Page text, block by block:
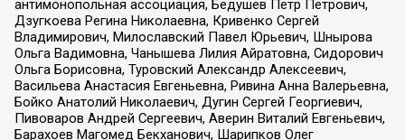
антимонопольная ассоциация, Бедушев Петр Петрович,
Дзугкоева Регина Николаевна, Кривенко Сергей
Владимирович, Милославский Павел Юрьевич, Шнырова
Ольга Вадимовна, Чанышева Лилия Айратовна, Сидорович
Ольга Борисовна, Туровский Александр Алексеевич,
Васильева Анастасия Евгеньевна, Ривина Анна Валерьевна,
Бойко Анатолий Николаевич, Дугин Сергей Георгиевич,
Пивоваров Андрей Сергеевич, Аверин Виталий Евгеньевич,
Барахоев Магомед Бекханович, Шарипков Олег